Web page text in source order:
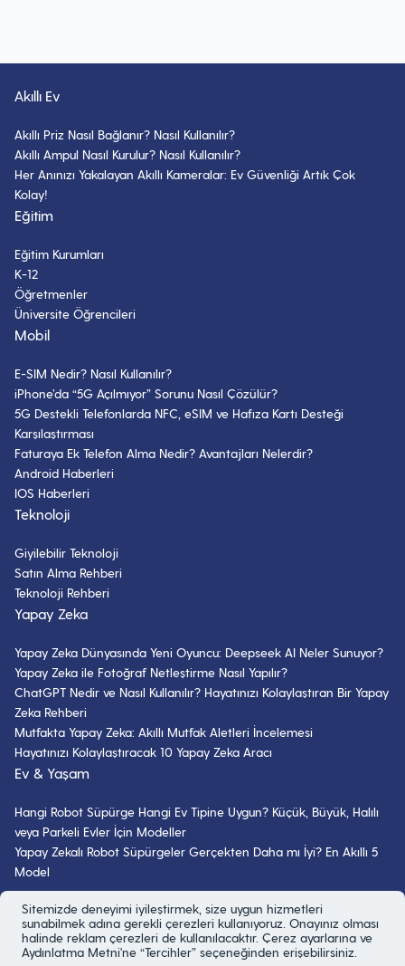
Akıllı Ev
Akıllı Priz Nasıl Bağlanır? Nasıl Kullanılır?
Akıllı Ampul Nasıl Kurulur? Nasıl Kullanılır?
Her Anınızı Yakalayan Akıllı Kameralar: Ev Güvenliği Artık Çok
Kolay!
Eğitim
Eğitim Kurumları
K-12
Öğretmenler
Üniversite Öğrencileri
Mobil
E-SIM Nedir? Nasıl Kullanılır?
iPhone’da “5G Açılmıyor” Sorunu Nasıl Çözülür?
5G Destekli Telefonlarda NFC, eSIM ve Hafıza Kartı Desteği
Karşılaştırması
Faturaya Ek Telefon Alma Nedir? Avantajları Nelerdir?
Android Haberleri
IOS Haberleri
Teknoloji
Giyilebilir Teknoloji
Satın Alma Rehberi
Teknoloji Rehberi
Yapay Zeka
Yapay Zeka Dünyasında Yeni Oyuncu: Deepseek AI Neler Sunuyor?
Yapay Zeka ile Fotoğraf Netleştirme Nasıl Yapılır?
ChatGPT Nedir ve Nasıl Kullanılır? Hayatınızı Kolaylaştıran Bir Yapay
Zeka Rehberi
Mutfakta Yapay Zeka: Akıllı Mutfak Aletleri İncelemesi
Hayatınızı Kolaylaştıracak 10 Yapay Zeka Aracı
Ev & Yaşam
Hangi Robot Süpürge Hangi Ev Tipine Uygun? Küçük, Büyük, Halılı
veya Parkeli Evler İçin Modeller
Yapay Zekalı Robot Süpürgeler Gerçekten Daha mı İyi? En Akıllı 5
Model
Bizi Takip Edin